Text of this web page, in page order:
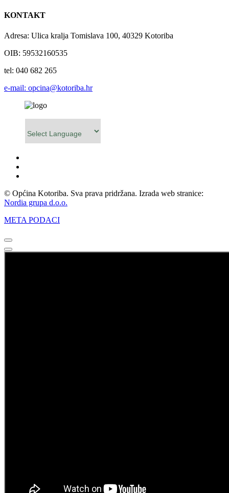
KONTAKT
Adresa: Ulica kralja Tomislava 100, 40329 Kotoriba
OIB: 59532160535
tel: 040 682 265
e-mail: opcina@kotoriba.hr
© Općina Kotoriba. Sva prava pridržana. Izrada web stranice:
Nordia grupa d.o.o.
META PODACI